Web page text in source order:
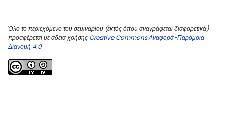
Όλο το περιεχόμενο του σεμιναρίου (εκτός όπου αναγράφεται διαφορετικά)
προσφέρεται με αδεια χρήσης Creative Commons Αναφορά-Παρόμοια
Διανομή 4.0